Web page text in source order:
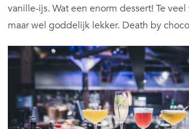
vanille-ijs. Wat een enorm dessert! Te
maar wel goddelijk lekker. Death by